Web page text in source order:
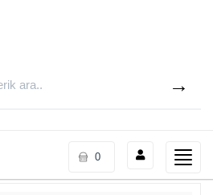
Toggle
0